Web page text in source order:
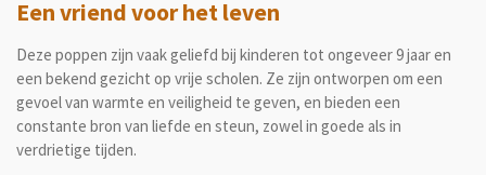
Een vriend voor het leven
Deze poppen zijn vaak geliefd bij kinderen tot ongeveer 9 jaar en
een bekend gezicht op vrije scholen. Ze zijn ontworpen om een
gevoel van warmte en veiligheid te geven, en bieden een
constante bron van liefde en steun, zowel in goede als in
verdrietige tijden.